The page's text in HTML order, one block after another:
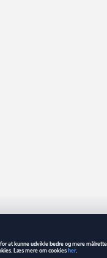
at kunne udvikle bedre og mere
Læs mere om cookiesher.